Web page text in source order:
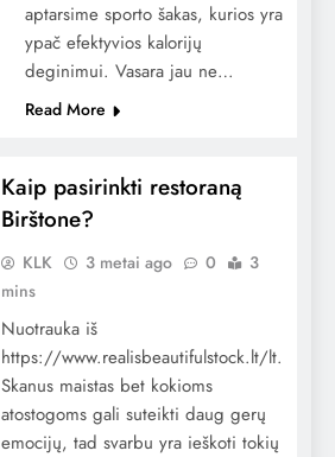
aptarsime sporto šakas, kurios yra
ypač efektyvios kalorijų
deginimui. Vasara jau ne…
Read More
Kaip pasirinkti restoraną
Birštone?
KLK 3 metai ago 0
3
mins
Nuotrauka iš
https://www.realisbeautifulstock.lt/lt.
Skanus maistas bet kokioms
atostogoms gali suteikti daug gerų
emocijų, tad svarbu yra ieškoti tokių